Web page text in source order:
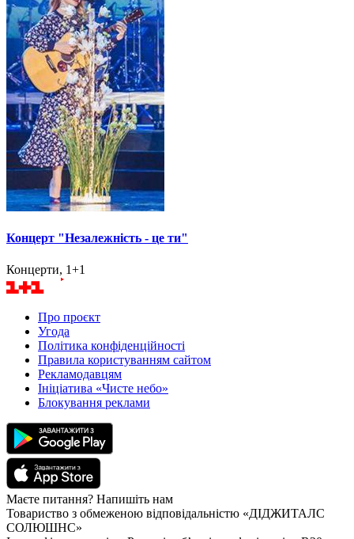
Концерт "Незалежність - це ти"
Концерти, 1+1
Про проєкт
Угода
Політика конфіденційності
Правила користуванням сайтом
Рекламодавцям
Ініціатива «Чисте небо»
Блокування реклами
Маєте питання? Напишіть нам
Товариство з обмеженою відповідальністю «ДІДЖИТАЛС
СОЛЮШНС»